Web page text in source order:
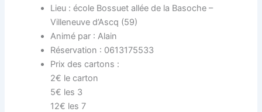
Lieu : école Bossuet allée de la Basoche –
Villeneuve d’Ascq (59)
Animé par : Alain
Réservation : 0613175533
Prix des cartons :
2€ le carton
5€ les 3
12€ les 7